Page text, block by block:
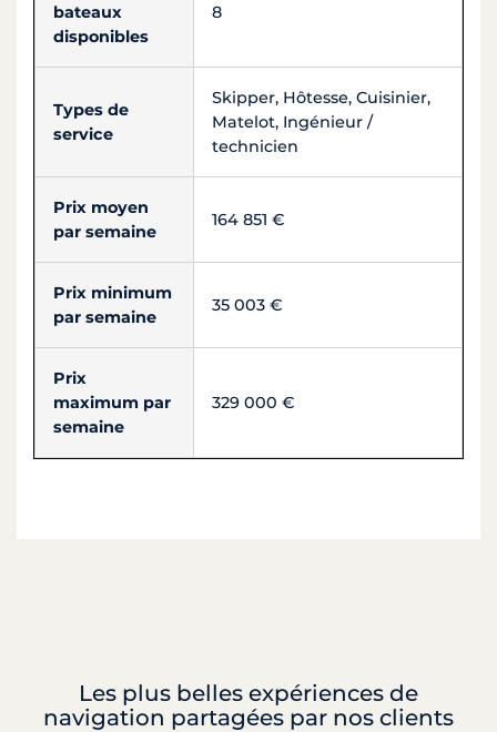
bateaux
disponibles
8
Types de
service
Skipper, Hôtesse, Cuisinier,
Matelot, Ingénieur /
technicien
Prix moyen
par semaine
164 851 €
Prix minimum
par semaine
35 003 €
Prix
maximum par
semaine
329 000 €
Les plus belles expériences de
navigation partagées par nos clients